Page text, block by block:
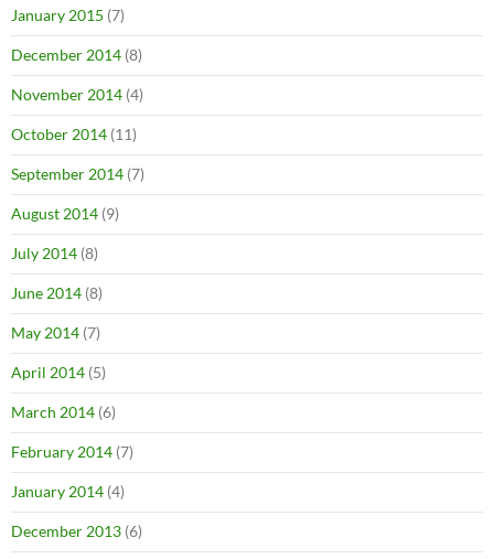
January 2015 (7)
December 2014 (8)
November 2014 (4)
October 2014 (11)
September 2014 (7)
August 2014 (9)
July 2014 (8)
June 2014 (8)
May 2014 (7)
April 2014 (5)
March 2014 (6)
February 2014 (7)
January 2014 (4)
December 2013 (6)